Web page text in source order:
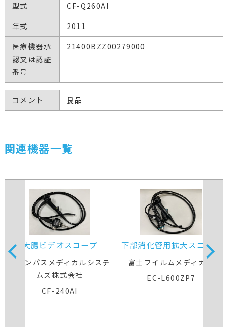
型式
CF-Q260AI
年式
2011
医療機器承
認又は認証
番号
21400BZZ00279000
コメント 良品
関連機器一覧
大腸ビデオスコープ
オリンパスメディカルシステ
ムズ株式会社
CF-240AI
下部消化管用拡大スコープ
富士フイルムメディカル
EC-L600ZP7